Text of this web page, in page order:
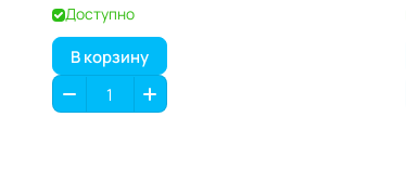
Доступно
В корзину